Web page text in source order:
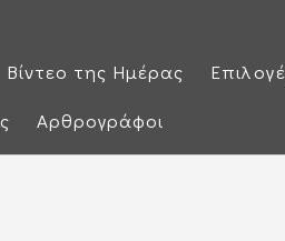
Βίντεο της Ημέρας
Αρθρογράφοι